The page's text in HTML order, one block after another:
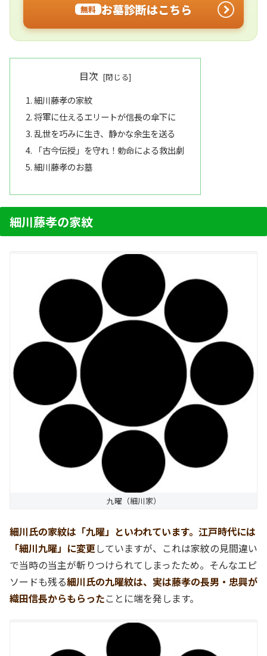
無料 お墓診断はこちら
目次
細川藤孝の家紋
将軍に仕えるエリートが信長の傘下に
乱世を巧みに生き、静かな余生を送る
「古今伝授」を守れ！勅命による救出劇
細川藤孝のお墓
細川藤孝の家紋
九曜（細川家）
細川氏の家紋は「九曜」といわれています。江戸時代には
「細川九曜」に変更していますが、これは家紋の見間違い
で当時の当主が斬りつけられてしまったため。そんなエピ
ソードも残る細川氏の九曜紋は、実は藤孝の長男・忠興が
織田信長からもらったことに端を発します。